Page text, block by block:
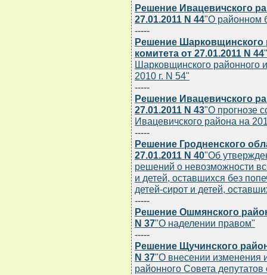
Решение Ивацевичского
27.01.2011 N 44"О районном
-----
Решение Шарковщинского
комитета от 27.01.2011 N 44
Шарковщинского районного
2010 г. N 54"
-----
Решение Ивацевичского
27.01.2011 N 43"О прогнозе
Ивацевичского района на
-----
Решение Гродненского
27.01.2011 N 40"Об
решений о невозможности
и детей, оставшихся без
детей-сирот и детей,
-----
Решение Ошмянского
N 37"О наделении правом"
-----
Решение Щучинского
N 37"О внесении изменения
районного Совета